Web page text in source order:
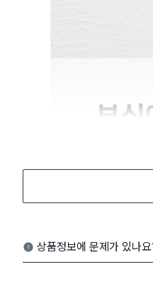
상품정보에 문제가 있나